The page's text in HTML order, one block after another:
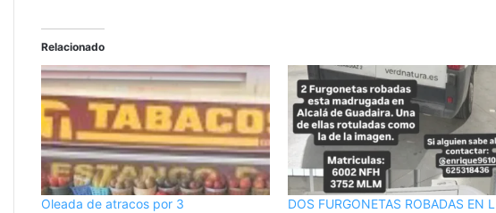
Relacionado
Oleada de atracos por 3
DOS FURGONETAS ROBADAS EN